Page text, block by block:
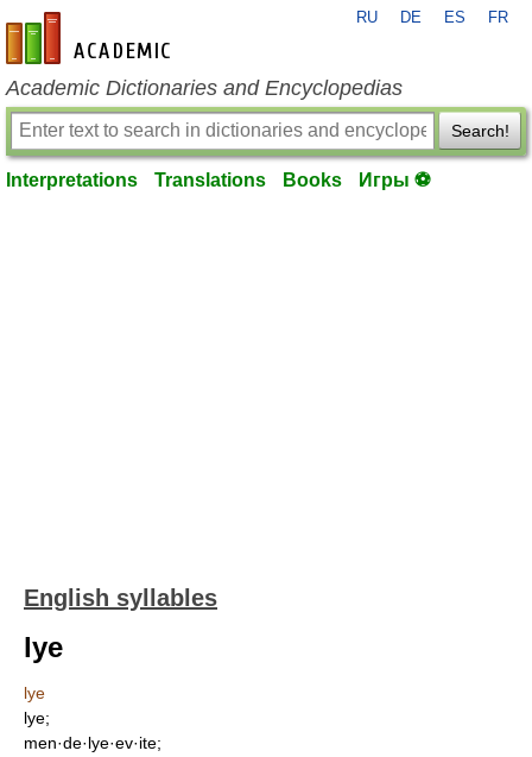
en-academic.com
RU DE ES FR
Academic Dictionaries and Encyclopedias
Search!
Interpretations Translations Books Игры ⚽
English syllables
lye
lye
lye;
men·de·lye·ev·ite;